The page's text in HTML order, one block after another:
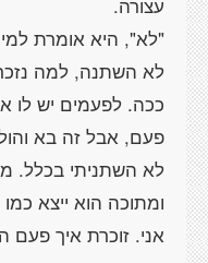
"לא", היא אומרת
לא השתנה, למה
ככה. לפעמים יש לו
פעם, אבל זה בא
לא השתניתי בכלל.
ומתוכה הוא ייצא
אני. זוכרת איך פעם